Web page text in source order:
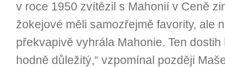
v roce 1950 zvítězil s Mahonií v Ceně
žokejové měli samozřejmě favority, ale
překvapivě vyhrála Mahonie. Ten
hodně důležitý,“ vzpomínal později